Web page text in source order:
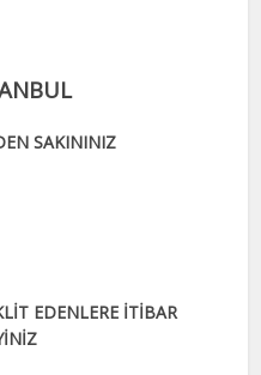
SAKININIZ
EDENLERE İTİBAR